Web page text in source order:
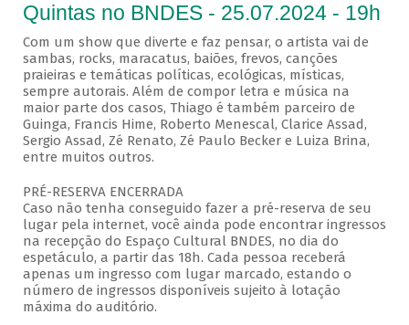
Quintas no BNDES - 25.07.2024 - 19h
Com um show que diverte e faz pensar, o artista vai de
sambas, rocks, maracatus, baiões, frevos, canções
praieiras e temáticas políticas, ecológicas, místicas,
sempre autorais. Além de compor letra e música na
maior parte dos casos, Thiago é também parceiro de
Guinga, Francis Hime, Roberto Menescal, Clarice Assad,
Sergio Assad, Zé Renato, Zé Paulo Becker e Luiza Brina,
entre muitos outros.
PRÉ-RESERVA ENCERRADA
Caso não tenha conseguido fazer a pré-reserva de seu
lugar pela internet, você ainda pode encontrar ingressos
na recepção do Espaço Cultural BNDES, no dia do
espetáculo, a partir das 18h. Cada pessoa receberá
apenas um ingresso com lugar marcado, estando o
número de ingressos disponíveis sujeito à lotação
máxima do auditório.